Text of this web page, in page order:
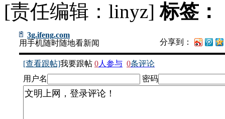
[责任编辑：linyz]标签：
3g.ifeng.com
用手机随时随地看新闻
分享到：
[查看跟帖]我要跟帖 0人参与 0条评论
用户名
密码